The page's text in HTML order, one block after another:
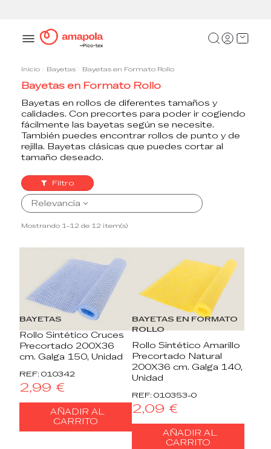
Inicio Bayetas Bayetas en Formato Rollo
Bayetas en Formato Rollo
Bayetas en rollos de diferentes tamaños y
calidades. Con precortes para poder ir cogiendo
fácilmente las bayetas según se necesite.
También puedes encontrar rollos de punto y de
rejilla. Bayetas clásicas que puedes cortar al
tamaño deseado.
Filtro
Mostrando 1-12 de 12 item(s)
Relevancia
BAYETAS
Rollo Sintético Cruces
Precortado 200X36
cm. Galga 150, Unidad
REF: 010342
2,99 €
AÑADIR AL
CARRITO
BAYETAS EN FORMATO
ROLLO
Rollo Sintético Amarillo
Precortado Natural
200X36 cm. Galga 140,
Unidad
REF: 010353-0
2,09 €
AÑADIR AL
CARRITO